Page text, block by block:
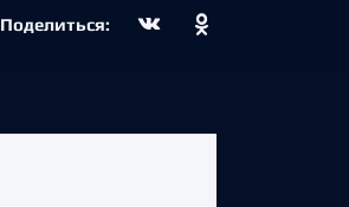
Поделиться: